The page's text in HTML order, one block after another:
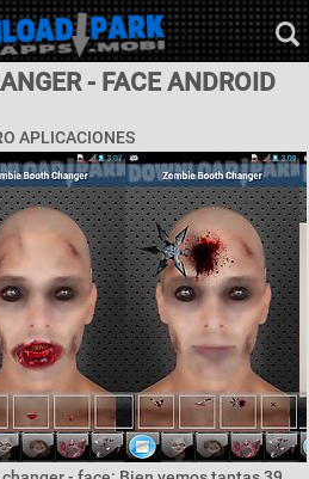
- FACE ANDROID
APLICACIONES